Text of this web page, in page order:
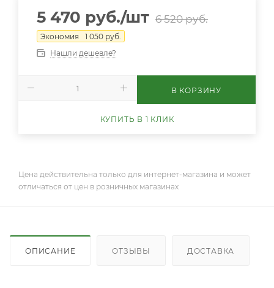
5 470 руб./шт 6 520руб.
Экономия 1 050 руб.
Нашли дешевле?
В КОРЗИНУ
КУПИТЬ В 1 КЛИК
Цена действительна только для интернет-магазина и может
отличаться от цен в розничных магазинах
ОПИСАНИЕ ОТЗЫВЫ ДОСТАВКА